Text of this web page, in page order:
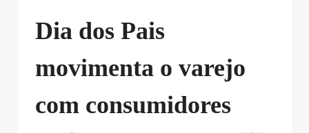
Dia dos Pais
movimenta o varejo
com consumidores